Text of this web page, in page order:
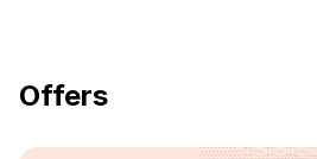
Offers